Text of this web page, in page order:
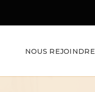
NOUS REJOINDRE